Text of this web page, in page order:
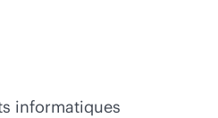
informatiques